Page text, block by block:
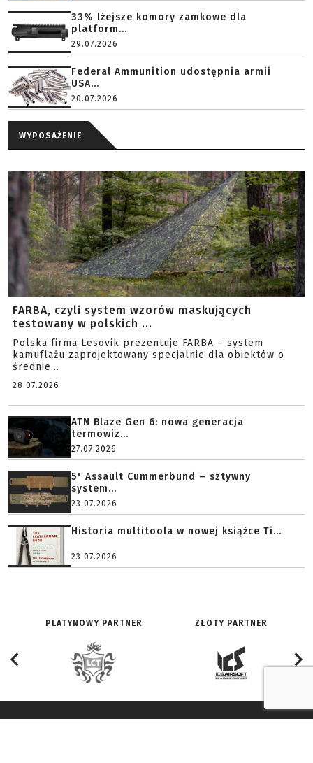
33% lżejsze komory zamkowe dla
platform...
29.07.2026
Federal Ammunition udostępnia armii
USA...
20.07.2026
WYPOSAŻENIE
FARBA, czyli system wzorów maskujących
testowany w polskich ...
Polska firma Lesovik prezentuje FARBA – system
kamuflażu zaprojektowany specjalnie dla obiektów o
średnie...
28.07.2026
ATN Blaze Gen 6: nowa generacja
termowiz...
27.07.2026
5" Assault Cummerbund – sztywny
system...
23.07.2026
Historia multitoola w nowej książce Ti...
23.07.2026
PLATYNOWY PARTNER ZŁOTY PARTNER